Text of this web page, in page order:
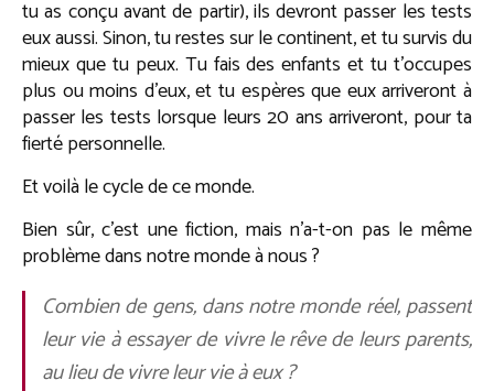
tu as conçu avant de partir), ils devront passer les tests
eux aussi. Sinon, tu restes sur le continent, et tu survis du
mieux que tu peux. Tu fais des enfants et tu t’occupes
plus ou moins d’eux, et tu espères que eux arriveront à
passer les tests lorsque leurs 20 ans arriveront, pour ta
fierté personnelle.
Et voilà le cycle de ce monde.
Bien sûr, c’est une fiction, mais n’a-t-on pas le même
problème dans notre monde à nous ?
Combien de gens, dans notre monde réel, passent
leur vie à essayer de vivre le rêve de leurs parents,
au lieu de vivre leur vie à eux ?